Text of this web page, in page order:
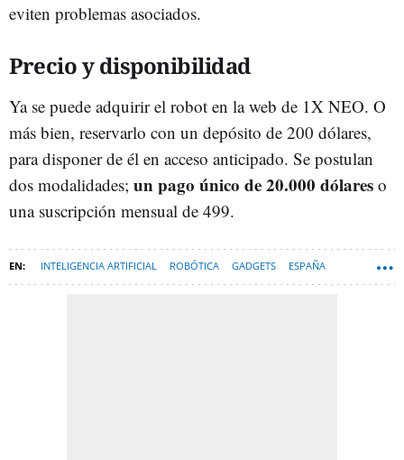
eviten problemas asociados.
Precio y disponibilidad
Ya se puede adquirir el robot en la web de 1X NEO. O
más bien, reservarlo con un depósito de 200 dólares,
para disponer de él en acceso anticipado. Se postulan
dos modalidades; un pago único de 20.000 dólares o
una suscripción mensual de 499.
INTELIGENCIA ARTIFICIAL ROBÓTICA GADGETS ESPAÑA